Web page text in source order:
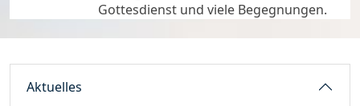
Gottesdienst und viele Begegnungen.
Aktuelles